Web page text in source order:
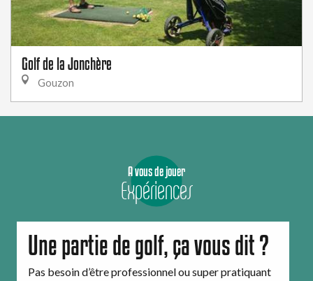
Golf de la Jonchère
Gouzon
A vous de jouer
Expériences
Une partie de golf, ça vous dit ?
Pas besoin d’être professionnel ou super pratiquant